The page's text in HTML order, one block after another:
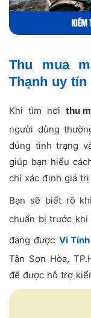
Thu mua
Thạnh uy
Khi tìm nơi thu
người dùng
đúng tình trạng
giúp bạn hiểu
chí xác định giá
Bạn sẽ biết rõ
chuẩn bị trước khi
đang được Vi
Tân Sơn Hòa,
để được hỗ trợ